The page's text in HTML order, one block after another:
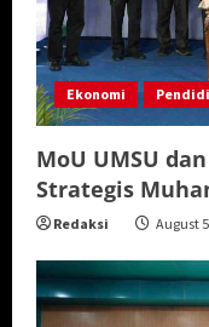
Ekonomi
MoU UMSU
Strategis
Redaksi August